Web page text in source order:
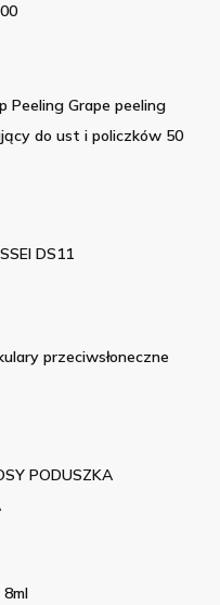
Peeling Grape peeling
do ust i policzków 50
DS11
przeciwsłoneczne
PODUSZKA